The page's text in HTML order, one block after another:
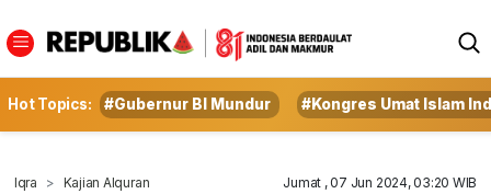
Hot Topics: #Gubernur BI Mundur #Kongres Umat Islam
Iqra Kajian Alquran Jumat , 07 Jun 2024, 03:20 WIB